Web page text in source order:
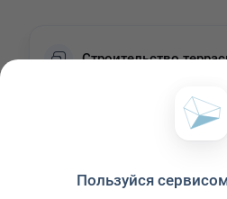
Строительство
Пользуйся